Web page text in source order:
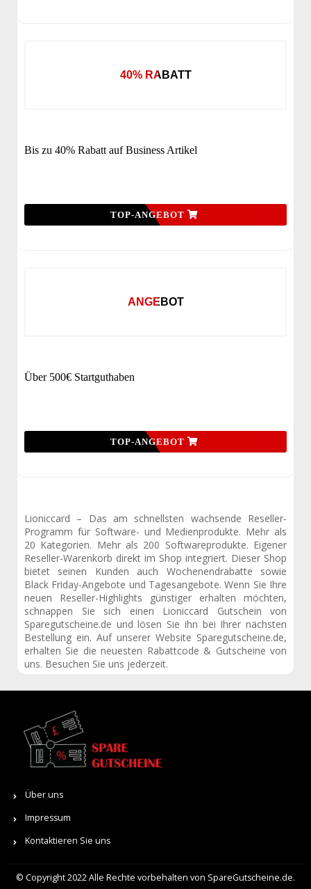
40% RABATT
Bis zu 40% Rabatt auf Business Artikel
TOP-ANGEBOT
ANGEBOT
Über 500€ Startguthaben
TOP-ANGEBOT
Lioniccard – Das am schnellsten wachsende Reseller-
Programm für Software- und Medienprodukte. Mehr als
20 Kategorien. Mehr als 200 Softwareprodukte. Eigener
Reseller-Warenkorb direkt im Shop integriert. Dieser Shop
bietet seinen Kunden auch Wochenendrabatte sowie
Black Friday-Angebote und Tagesangebote. Wenn Sie Ihre
neuen Reseller-Highlights günstiger erhalten möchten,
schnappen Sie sich einen Lioniccard Gutschein von
Sparegutscheine.de und lösen Sie ihn bei Ihrer nächsten
Bestellung ein. Auf unserer Website Sparegutscheine.de,
erhalten Sie die neuesten Rabattcode & Gutscheine von
uns. Besuchen Sie uns jederzeit.
Über uns
Impressum
Kontaktieren Sie uns
© Copyright 2022 Alle Rechte vorbehalten von SpareGutscheine.de.